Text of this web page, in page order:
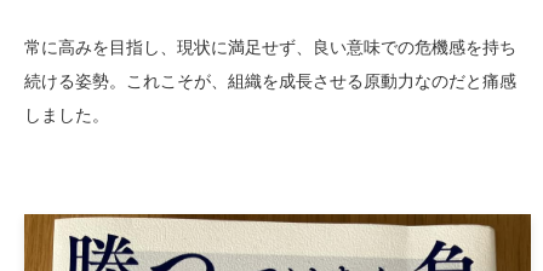
常に高みを目指し、現状に満足せず、良い意味での危機感を持ち
続ける姿勢。これこそが、組織を成長させる原動力なのだと痛感
しました。